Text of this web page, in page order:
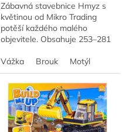
Zábavná stavebnice Hmyz s
květinou od Mikro Trading
potěší každého malého
objevitele. Obsahuje 253–281
různých variantách Motýl,
vážka, včela,...
Vážka Brouk Motýl